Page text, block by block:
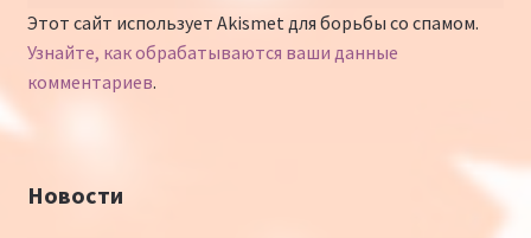
Этот сайт использует Akismet для борьбы со спамом.
Узнайте, как обрабатываются ваши данные
комментариев.
Новости